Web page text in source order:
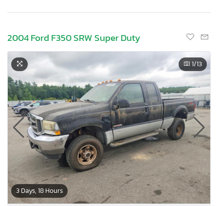
2004 Ford F350 SRW Super Duty
3 Days, 18 Hours
1/13